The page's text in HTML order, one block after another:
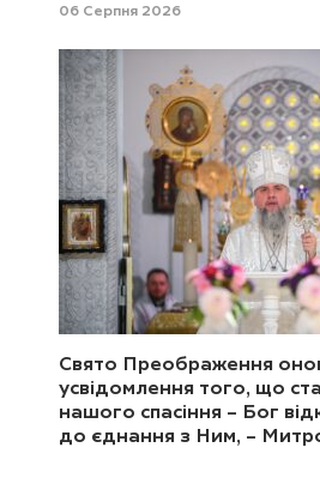
06 Серпня 2026
Свято Преображення
усвідомлення того, що
нашого спасіння – Бог
до єднання з Ним, –